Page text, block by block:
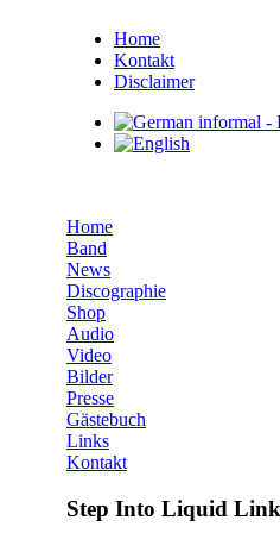
Home
Kontakt
Disclaimer
Home
Band
News
Discographie
Shop
Audio
Video
Bilder
Presse
Gästebuch
Links
Kontakt
Step Into Liquid